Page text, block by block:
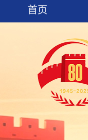
首页